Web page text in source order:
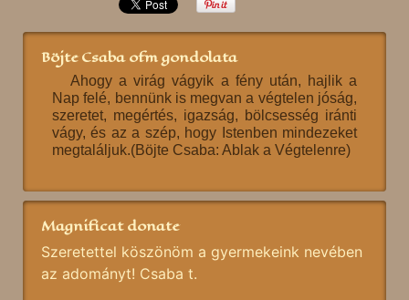
Böjte Csaba ofm gondolata
Ahogy a virág vágyik a fény után, hajlik a
Nap felé, bennünk is megvan a végtelen jóság,
szeretet, megértés, igazság, bölcsesség iránti
vágy, és az a szép, hogy Istenben mindezeket
megtaláljuk.(Böjte Csaba: Ablak a Végtelenre)
Magnificat donate
Szeretettel köszönöm a gyermekeink nevében
az adományt! Csaba t.